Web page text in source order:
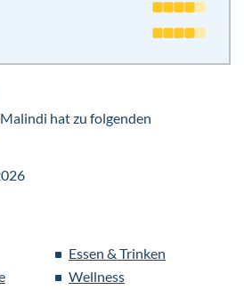
Essen & Trinken
Wellness
hat zu folgenden